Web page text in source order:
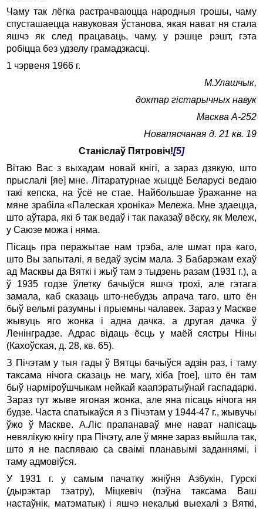
Чаму так лёгка растрачваюцца народныя грошы, чаму
спусташаецца навуковая ўстанова, якая нават ня стала
яшчэ як след працаваць, чаму, у рэшце рэшт, гэта
робіцца без удзелу грамадзкасці.
1 чэрвеня 1966 г.
М.Улашчык,
доктар гістарычных навук
Масква А-252
Новапясчаная д. 21 кв. 19
Станіслаў Пятровіч![5]
Вітаю Вас з выхадам новай кнігі, а зараз дзякую, што
прыслалі [яе] мне. Літаратурнае жыццё Беларусі ведаю
такі кепска, на ўсё не стае. Найбольшае ўражанне на
мяне зрабіла «Палеская хроніка» Мележа. Мне здаецца,
што аўтара, які б так ведаў і так паказаў вёску, як Мележ,
у Саюзе можа і няма.
Пісаць пра перажытае нам трэба, але шмат пра каго,
што Вы запыталі, я ведаў зусім мала. З Бабарэкам ехаў
ад Масквы да Вяткі і жыў там з тыдзень разам (1931 г.), а
ў 1935 годзе ўлетку бачыўся яшчэ трохі, але гэтага
замала, каб сказаць што-небудзь апрача таго, што ён
быў вельмі разумны і прыемны чалавек. Зараз у Маскве
жывуць яго жонка і адна дачка, а другая дачка ў
Ленінградзе. Адрас відаць ёсць у маёй сястры Ніны
(Кахоўская, д. 28, кв. 65).
З Пічэтам у тыя гады ў Вятцы бачыўся адзін раз, і таму
таксама нічога сказаць не магу, хіба [тое], што ён там
быў нарміроўшчыкам нейкай каапэратыўнай гаспадаркі.
Зараз тут жыве ягоная жонка, але яна пісаць нічога ня
будзе. Часта спатыкаўся я з Пічэтам у 1944-47 г., жывучы
ўжо ў Маскве. А.Ліс прапанаваў мне нават напісаць
невялікую кнігу пра Пічэту, але ў мяне зараз выйшла так,
што я не паспяваю са сваімі планавымі заданнямі, і
таму адмовіўся.
У 1931 г. у самым пачатку жніўня Азбукін, Гурскі
(дырэктар тэатру), Міцкевіч (пэўна таксама Ваш
настаўнік, матэматык) і яшчэ некалькі выехалі з Вяткі,